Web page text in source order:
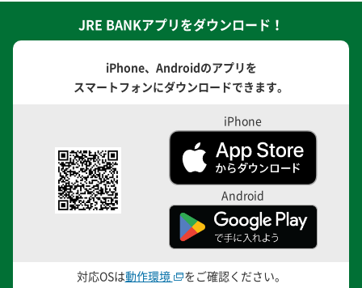
JRE BANKアプリをダウンロード！
iPhone、Androidのアプリを
スマートフォンにダウンロードできます。
iPhone
Android
対応OSは動作環境 をご確認ください。